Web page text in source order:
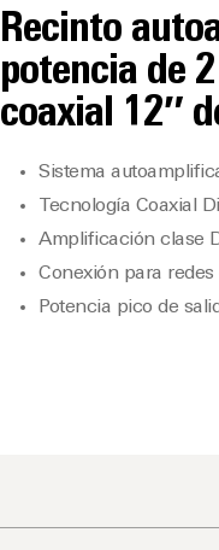
Recinto
potencia de
coaxial 12″
Sistema
Tecnología Coaxial
Amplificación clase
Conexión para
Potencia pico de